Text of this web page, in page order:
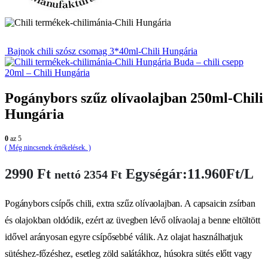
Bajnok chili szósz csomag 3*40ml-Chili Hungária
Buda – chili csepp
20ml – Chili Hungária
Pogánybors szűz olívaolajban 250ml-Chili
Hungária
0 az 5
( Még nincsenek értékelések. )
2990 Ft nettó 2354 Ft Egységár:11.960Ft/L
Pogánybors csípős chili, extra szűz olívaolajban. A capsaicin zsírban
és olajokban oldódik, ezért az üvegben lévő olívaolaj a benne eltöltött
idővel arányosan egyre csípősebbé válik. Az olajat használhatjuk
sütéshez-főzéshez, esetleg zöld salátákhoz, húsokra sütés előtt vagy